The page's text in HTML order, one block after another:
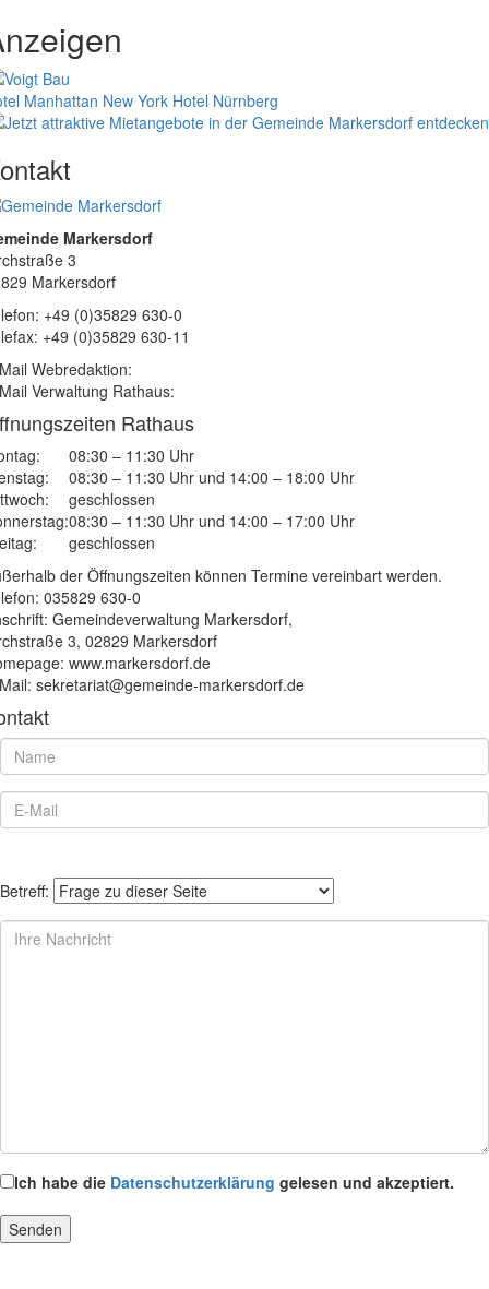
Manhattan New York Hotel Nürnberg
Markersdorf
3
Markersdorf
+49 (0)35829 630-0
+49 (0)35829 630-11
Webredaktion:
Verwaltung Rathaus:
Rathaus
08:30 – 11:30 Uhr
08:30 – 11:30 Uhr und 14:00 – 18:00 Uhr
geschlossen
08:30 – 11:30 Uhr und 14:00 – 17:00 Uhr
geschlossen
der Öffnungszeiten können Termine vereinbart werden.
035829 630-0
Gemeindeverwaltung Markersdorf,
3, 02829 Markersdorf
www.markersdorf.de
sekretariat@gemeinde-markersdorf.de
Betreff:
Ich habe die Datenschutzerklärung gelesen und akzeptiert.